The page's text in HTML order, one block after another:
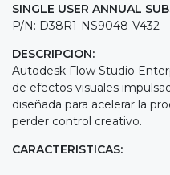
SINGLE USER ANNUAL
P/N: D38R1-NS9048-V432
DESCRIPCION:
Autodesk Flow Studio
de efectos visuales
diseñada para acelerar la
perder control creativo.
CARACTERISTICAS: